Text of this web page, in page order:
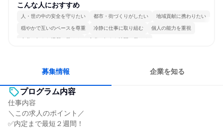
こんな人におすすめ
人・世の中の安全を守りたい 都市・街づくりがしたい 地域貢献に携わりたい
穏やかで互いのペースを尊重 冷静に仕事に取り組む 個人の能力を重視
自分の好きな場所で働ける 自分の好きな時間で働ける
募集情報 企業を知る
プログラム内容
仕事内容
＼この求人のポイント／
✅内定まで最短２週間！